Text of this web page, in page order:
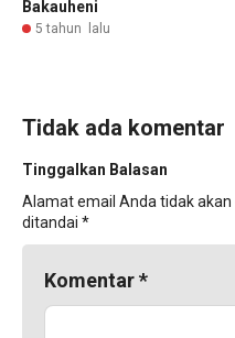
Bakauheni
5 tahun lalu
Tidak ada komentar
Tinggalkan Balasan
Alamat email Anda tidak akan
ditandai *
Komentar*